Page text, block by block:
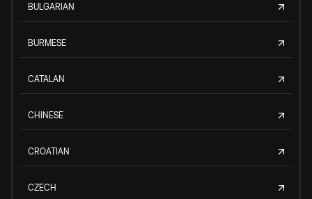
BULGARIAN
BURMESE
CATALAN
CHINESE
CROATIAN
CZECH